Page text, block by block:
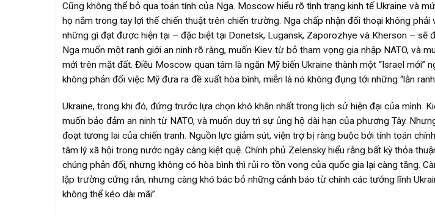
Cũng không thể bỏ qua toán tính của Nga. Moscow hiểu rõ tình trạng kinh tế Ukraine và
họ nắm trong tay lợi thế chiến thuật trên chiến trường. Nga chấp nhận đối thoại không phải
những gì đạt được hiện tại – đặc biệt tại Donetsk, Lugansk, Zaporozhye và Kherson – sẽ
Nga muốn một ranh giới an ninh rõ ràng, muốn Kiev từ bỏ tham vọng gia nhập NATO, và
mới trên mặt đất. Điều Moscow quan tâm là ngăn Mỹ biến Ukraine thành một “Israel mới”
không phản đối việc Mỹ đưa ra đề xuất hòa bình, miễn là nó không đụng tới những “lằn
Ukraine, trong khi đó, đứng trước lựa chọn khó khăn nhất trong lịch sử hiện đại của mình.
muốn bảo đảm an ninh từ NATO, và muốn duy trì sự ủng hộ dài hạn của phương Tây.
đoạt tương lai của chiến tranh. Nguồn lực giảm sút, viện trợ bị ràng buộc bởi tính toán
tâm lý xã hội trong nước ngày càng kiệt quệ. Chính phủ Zelensky hiểu rằng bất kỳ thỏa
chúng phản đối, nhưng không có hòa bình thì rủi ro tồn vong của quốc gia lại càng tăng.
lập trường cứng rắn, nhưng càng khó bác bỏ những cảnh báo từ chính các tướng lĩnh
không thể kéo dài mãi”.